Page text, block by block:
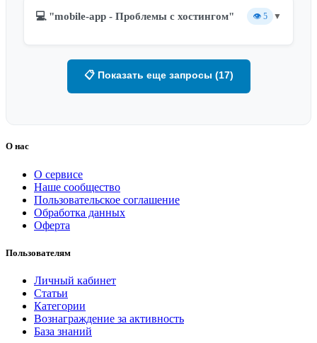
💻 "mobile-app - Проблемы с хостингом" 👁️ 5 ▼
📋 Показать еще запросы (17)
О нас
О сервисе
Наше сообщество
Пользовательское соглашение
Обработка данных
Оферта
Пользователям
Личный кабинет
Статьи
Категории
Вознаграждение за активность
База знаний